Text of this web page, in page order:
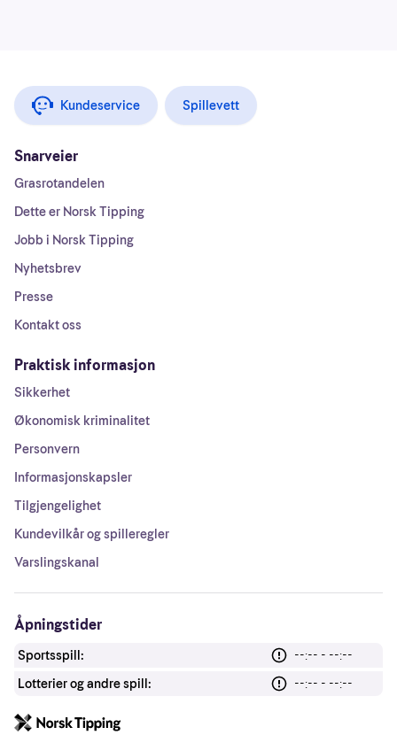
Kundeservice Spillevett
Snarveier
Grasrotandelen
Dette er Norsk Tipping
Jobb i Norsk Tipping
Nyhetsbrev
Presse
Kontakt oss
Praktisk informasjon
Sikkerhet
Økonomisk kriminalitet
Personvern
Informasjonskapsler
Tilgjengelighet
Kundevilkår og spilleregler
Varslingskanal
Åpningstider
Sportsspill:
--:-- - --:--
Lotterier og andre spill:
--:-- - --:--